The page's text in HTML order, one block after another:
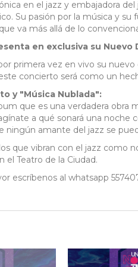
en el jazz y embajadora
Su pasión por la música y
va más allá de lo
en exclusiva su Nuevo
primera vez en vivo su
concierto será como un
y "Música Nublada":
que es una verdadera
a qué sonará una noche
ningún amante del jazz se
que vibran con el jazz como
el Teatro de la Ciudad.
escríbenos al whatsapp